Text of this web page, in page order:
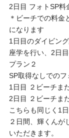
2日目 フォトSP料
＊ビーチでの料金
になります
1日目のダイビン
座学を行い、2日
プラン２
SP取得なしでのフ
1日目 ２ビーチま
2日目 ２ビーチま
こちらも同じく1
２日間、輝くんが
いただきます。